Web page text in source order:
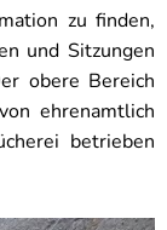
zu finden,
und Sitzungen
obere Bereich
ehrenamtlich
betrieben